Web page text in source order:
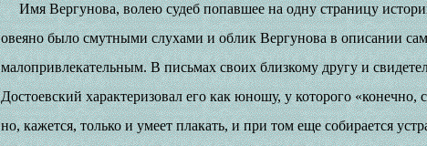
Имя Вергунова, волею судеб попавшее на одну страницу
овеяно было смутными слухами и облик Вергунова в описании
малопривлекательным. В письмах своих близкому другу и
Достоевский характеризовал его как юношу, у которого
но, кажется, только и умеет плакать, и при том еще собирается